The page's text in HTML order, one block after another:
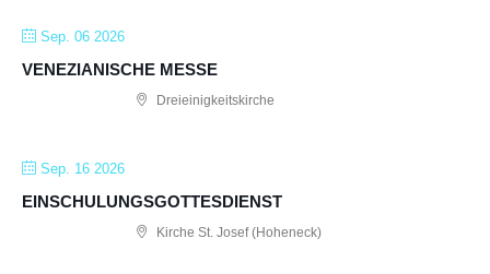
Sep. 06 2026
VENEZIANISCHE MESSE
Dreieinigkeitskirche
Sep. 16 2026
EINSCHULUNGSGOTTESDIENST
Kirche St. Josef (Hoheneck)